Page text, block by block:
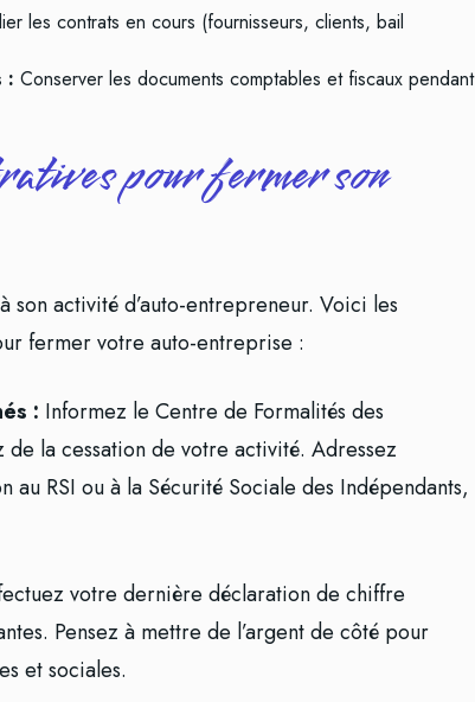
les contrats en cours (fournisseurs, clients, bail
: Conserver les documents comptables et fiscaux pendant
pour fermer son
activité d’auto-entrepreneur. Voici les
fermer votre auto-entreprise :
: Informez le Centre de Formalités des
de la cessation de votre activité. Adressez
RSI ou à la Sécurité Sociale des Indépendants,
votre dernière déclaration de chiffre
Pensez à mettre de l’argent de côté pour
et sociales.